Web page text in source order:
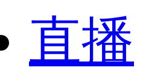
直播